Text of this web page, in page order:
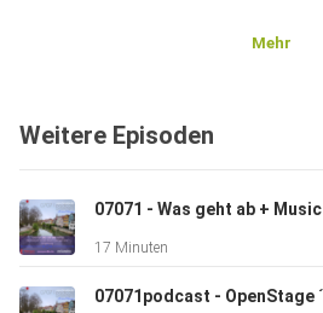
Mehr
Weitere Episoden
07071 - Was geht ab + Music
17 Minuten